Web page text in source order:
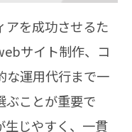
アを成功させるた
サイト制作、コ
な運用代行まで一
ぶことが重要で
生じやすく、一貫